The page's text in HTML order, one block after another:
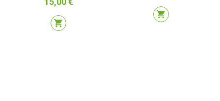
shopping_cart
shopping_cart